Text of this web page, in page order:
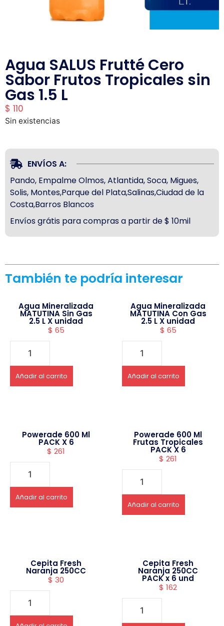
Agua SALUS Frutté Cero
Sabor Frutos Tropicales sin
Gas 1.5 L
$ 110
Sin existencias
ENVÍOS A:
Pando, Empalme Olmos, Atlantida, Soca, Migues,
Solis, Montes,Parque del Plata,Salinas,Ciudad de la
Costa,Barros Blancos
Envíos grátis para compras a partir de $ 10mil
También te podría interesar
Agua Mineralizada
MATUTINA Sin Gas
2.5 L X unidad
$ 65
Añadir al carrito
Agua Mineralizada
MATUTINA Con Gas
2.5 L X unidad
$ 65
Añadir al carrito
Powerade 600 Ml
PACK X 6
$ 261
Añadir al carrito
Powerade 600 Ml
Frutas Tropicales
PACK X 6
$ 261
Añadir al carrito
Cepita Fresh
Naranja 250CC
$ 30
Cepita Fresh
Naranja 250CC
PACK x 6 und
$ 162